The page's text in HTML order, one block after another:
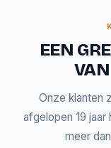
EEN
Onze klanten
afgelopen 19
meer